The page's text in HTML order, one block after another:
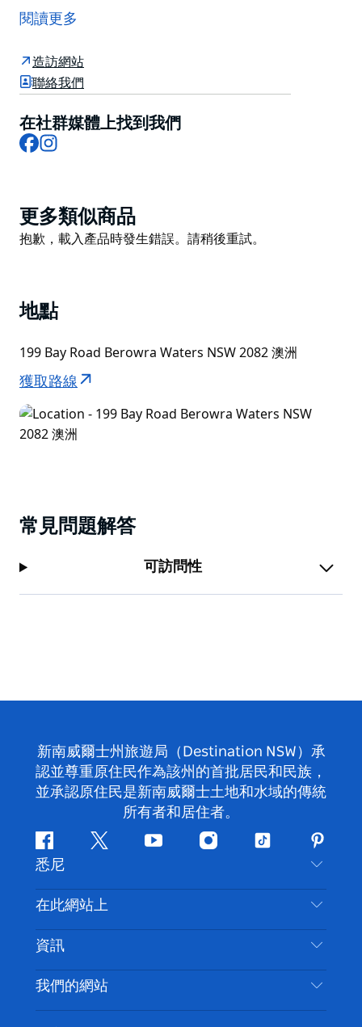
提供燒烤船、船隻、快艇和皮划艇出租服務。
裝置。
這裡還可以租用 Boab 船，擁有船隻許可證的人可以租用
(Berowra Creek) 以外的更遠的地方。
船隻租賃店提供一系列釣具，包括魚餌和冰以及一般雜
有一家瓶裝商店，提供各種啤酒、葡萄酒和烈酒，還有一
家雜貨店，提供小吃、冰淇淋和雞蛋、牛奶、麵包、冷凍
食品等基本商品。
閱讀更多
造訪網站
聯絡我們
在社群媒體上找到我們
Facebook
Product
List
更多類似商品
Product
抱歉，載入產品時發生錯誤。請稍後重試。
地點
199 Bay Road Berowra Waters NSW 2082 澳洲
獲取路線
常見問題解答
可訪問性
新南威爾士州旅遊局（Destination NSW）承
認並尊重原住民作為該州的首批居民和民族，
並承認原住民是新南威爾士土地和水域的傳統
所有者和居住者。
Facebook嘰
喳
喳
Youtube Instagram
抖
悉尼
聯絡我們
免責聲明
隱私
Cookie 通知
在此網站上
目的地
要做的事情
新南威爾斯州公路旅行
資訊
旅行資訊
無障礙悉尼
我們的網站